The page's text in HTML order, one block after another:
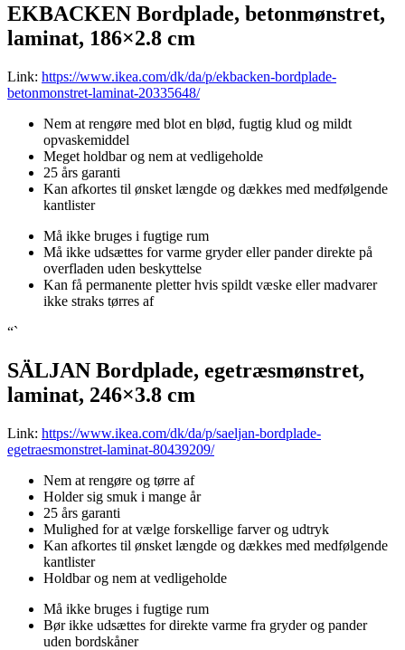
EKBACKEN Bordplade, betonmønstret,
laminat, 186×2.8 cm
Link: https://www.ikea.com/dk/da/p/ekbacken-bordplade-
betonmonstret-laminat-20335648/
Nem at rengøre med blot en blød, fugtig klud og mildt
opvaskemiddel
Meget holdbar og nem at vedligeholde
25 års garanti
Kan afkortes til ønsket længde og dækkes med medfølgende
kantlister
Må ikke bruges i fugtige rum
Må ikke udsættes for varme gryder eller pander direkte på
overfladen uden beskyttelse
Kan få permanente pletter hvis spildt væske eller madvarer
ikke straks tørres af
“`
SÄLJAN Bordplade, egetræsmønstret,
laminat, 246×3.8 cm
Link: https://www.ikea.com/dk/da/p/saeljan-bordplade-
egetraesmonstret-laminat-80439209/
Nem at rengøre og tørre af
Holder sig smuk i mange år
25 års garanti
Mulighed for at vælge forskellige farver og udtryk
Kan afkortes til ønsket længde og dækkes med medfølgende
kantlister
Holdbar og nem at vedligeholde
Må ikke bruges i fugtige rum
Bør ikke udsættes for direkte varme fra gryder og pander
uden bordskåner